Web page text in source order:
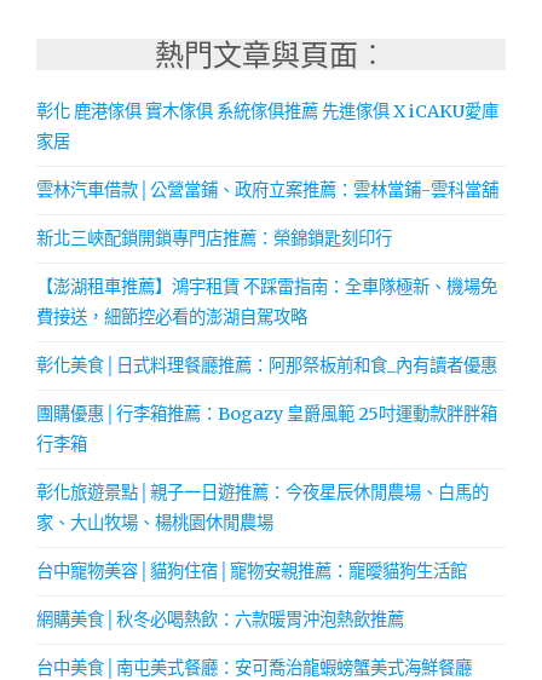
熱門文章與頁面︰
彰化 鹿港傢俱 實木傢俱 系統傢俱推薦 先進傢俱 X iCAKU愛庫
家居
雲林汽車借款│公營當鋪、政府立案推薦：雲林當鋪-雲科當舖
新北三峽配鎖開鎖專門店推薦：榮錦鎖匙刻印行
【澎湖租車推薦】鴻宇租賃 不踩雷指南：全車隊極新、機場免
費接送，細節控必看的澎湖自駕攻略
彰化美食│日式料理餐廳推薦：阿那祭板前和食_內有讀者優惠
團購優惠│行李箱推薦：Bogazy 皇爵風範 25吋運動款胖胖箱
行李箱
彰化旅遊景點│親子一日遊推薦：今夜星辰休閒農場、白馬的
家、大山牧場、楊桃園休閒農場
台中寵物美容│貓狗住宿│寵物安親推薦：寵曖貓狗生活館
網購美食│秋冬必喝熱飲：六款暖胃沖泡熱飲推薦
台中美食│南屯美式餐廳：安可喬治龍蝦螃蟹美式海鮮餐廳